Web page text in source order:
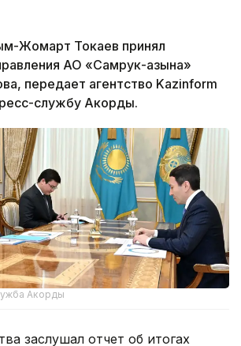
Жомарт Токаев принял
АО «Самрук-Қазына»
передает агентство Kazinform
службу Акорды.
Акорды
заслушал отчет об итогах